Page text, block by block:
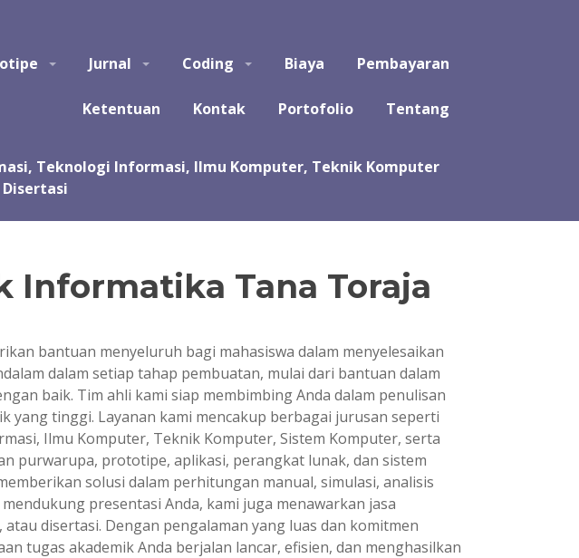
akhir dan skripsi. Jasa koding program untuk tugas kuliah, kerja praktek, tugas
Jurnal Coding Biaya Pembayaran
Ketentuan Kontak Portofolio Tentang
Informatika Tana Toraja
bantuan menyeluruh bagi mahasiswa dalam menyelesaikan
dalam setiap tahap pembuatan, mulai dari bantuan dalam
baik. Tim ahli kami siap membimbing Anda dalam penulisan
yang tinggi. Layanan kami mencakup berbagai jurusan seperti
Ilmu Komputer, Teknik Komputer, Sistem Komputer, serta
purwarupa, prototipe, aplikasi, perangkat lunak, dan sistem
solusi dalam perhitungan manual, simulasi, analisis
presentasi Anda, kami juga menawarkan jasa
disertasi. Dengan pengalaman yang luas dan komitmen
tugas akademik Anda berjalan lancar, efisien, dan menghasilkan